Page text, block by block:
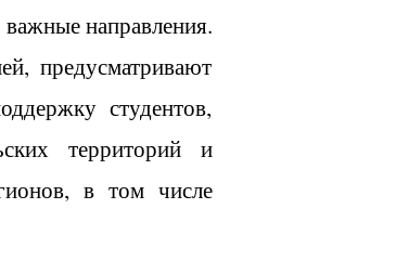
направления.
предусматривают
студентов,
территорий и
в том числе